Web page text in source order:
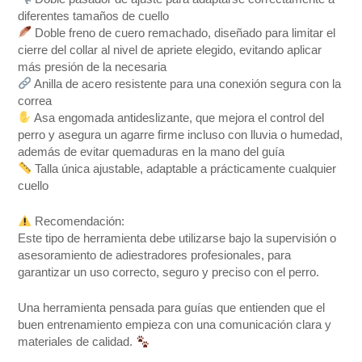
diferentes tamaños de cuello
Doble freno de cuero remachado, diseñado para limitar el
cierre del collar al nivel de apriete elegido, evitando aplicar
más presión de la necesaria
Anilla de acero resistente para una conexión segura con la
correa
Asa engomada antideslizante, que mejora el control del
perro y asegura un agarre firme incluso con lluvia o humedad,
además de evitar quemaduras en la mano del guía
Talla única ajustable, adaptable a prácticamente cualquier
cuello
Recomendación:
Este tipo de herramienta debe utilizarse bajo la supervisión o
asesoramiento de adiestradores profesionales, para
garantizar un uso correcto, seguro y preciso con el perro.
Una herramienta pensada para guías que entienden que el
buen entrenamiento empieza con una comunicación clara y
materiales de calidad.